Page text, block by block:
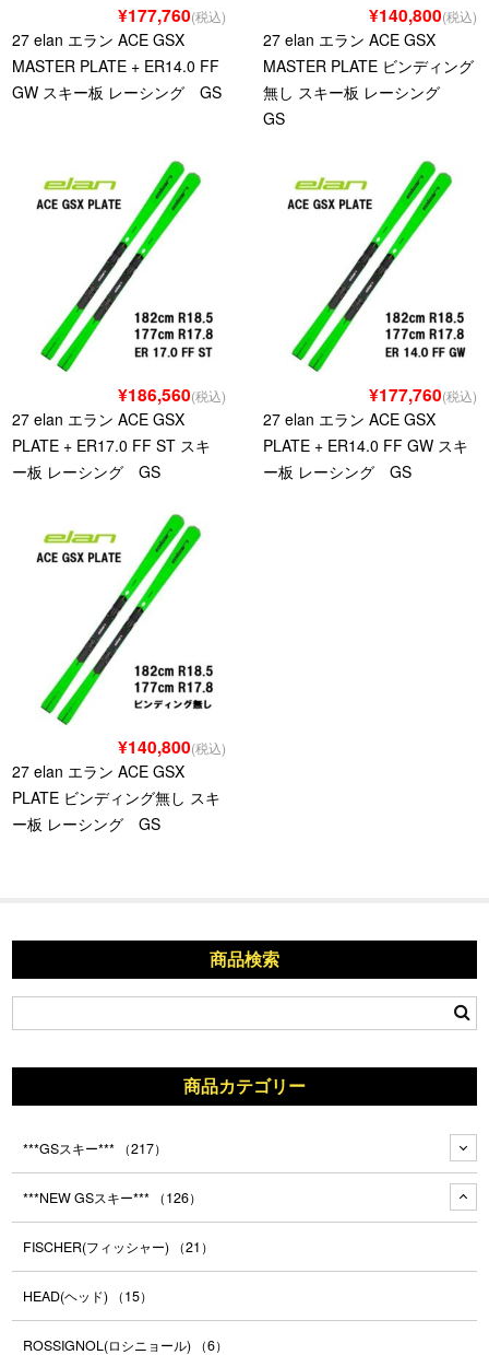
¥177,760(税込)
27 elan エラン ACE GSX
MASTER PLATE + ER14.0 FF
GW スキー板 レーシング GS
¥140,800(税込)
27 elan エラン ACE GSX
MASTER PLATE ビンディング
無し スキー板 レーシング
GS
¥186,560(税込)
27 elan エラン ACE GSX
PLATE + ER17.0 FF ST スキ
ー板 レーシング GS
¥177,760(税込)
27 elan エラン ACE GSX
PLATE + ER14.0 FF GW スキ
ー板 レーシング GS
¥140,800(税込)
27 elan エラン ACE GSX
PLATE ビンディング無し スキ
ー板 レーシング GS
商品検索
商品カテゴリー
***GSスキー*** （217）
***NEW GSスキー*** （126）
FISCHER(フィッシャー) （21）
HEAD(ヘッド) （15）
ROSSIGNOL(ロシニョール) （6）